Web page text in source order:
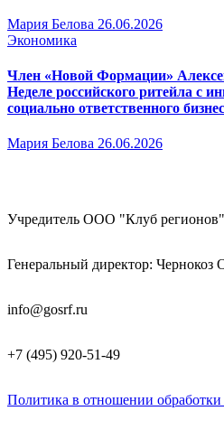
Мария Белова 26.06.2026
Экономика
Член «Новой Формации»
Неделе российского ритейла с
социально ответственного
Мария Белова 26.06.2026
Учредитель ООО "Клуб
Генеральный директор: Чернокоз
info@gosrf.ru
+7 (495) 920-51-49
Политика в отношении